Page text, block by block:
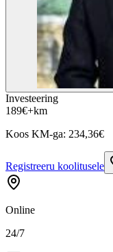
Investeering
189€+km
Koos KM-ga: 234,36€
Registreeru koolitusele
Online
24/7